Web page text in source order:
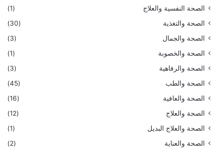
الصحة النفسية والعلاج
(1)
الصحة والتغذية
(30)
الصحة والجمال
(3)
الصحة والخصوبة
(1)
الصحة والرفاهية
(3)
الصحة والطب
(45)
الصحة والعافية
(16)
الصحة والعلاج
(12)
الصحة والعلاج البديل
(1)
الصحة والعناية
(2)